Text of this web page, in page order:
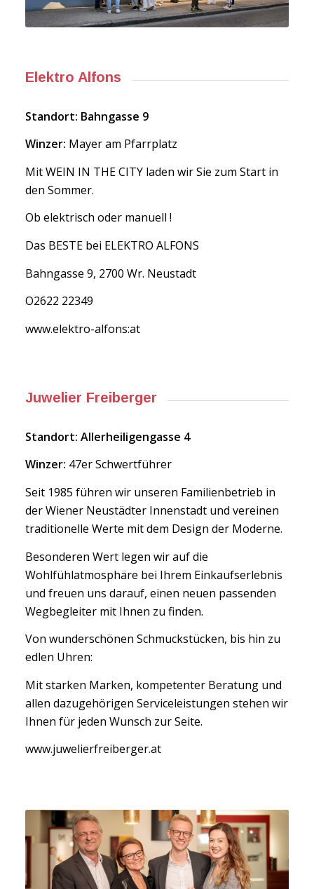
Elektro Alfons
Standort: Bahngasse 9
Winzer: Mayer am Pfarrplatz
Mit WEIN IN THE CITY laden wir Sie zum Start in
den Sommer.
Ob elektrisch oder manuell !
Das BESTE bei ELEKTRO ALFONS
Bahngasse 9, 2700 Wr. Neustadt
O2622 22349
www.elektro-alfons:at
Juwelier Freiberger
Standort: Allerheiligengasse 4
Winzer: 47er Schwertführer
Seit 1985 führen wir unseren Familienbetrieb in
der Wiener Neustädter Innenstadt und vereinen
traditionelle Werte mit dem Design der Moderne.
Besonderen Wert legen wir auf die
Wohlfühlatmosphäre bei Ihrem Einkaufserlebnis
und freuen uns darauf, einen neuen passenden
Wegbegleiter mit Ihnen zu finden.
Von wunderschönen Schmuckstücken, bis hin zu
edlen Uhren:
Mit starken Marken, kompetenter Beratung und
allen dazugehörigen Serviceleistungen stehen wir
Ihnen für jeden Wunsch zur Seite.
www.juwelierfreiberger.at